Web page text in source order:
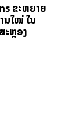
ຂະຫຍາຍ
ນໃໝ່ ໃນ
ະຫຼອງ